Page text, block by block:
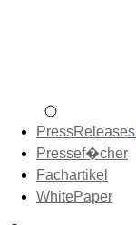
PressReleases
Pressef�cher
Fachartikel
WhitePaper